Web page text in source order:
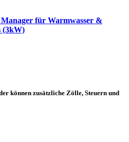
für Warmwasser &
(3kW)
können zusätzliche Zölle, Steuern und